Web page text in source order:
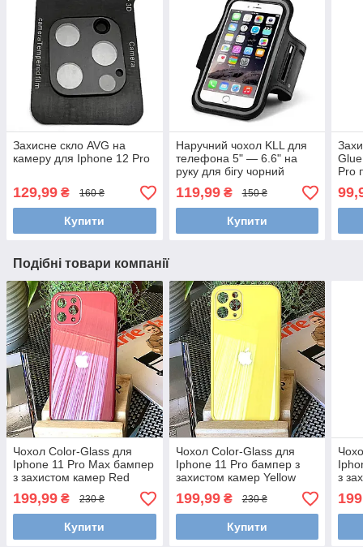
Захисне скло AVG на
камеру для Iphone 12 Pro
129,99 ₴ 160 ₴
Купити
Наручний чохол KLL для
телефона 5" — 6.6" на
руку для бігу чорний
119,99₴ 150 ₴
Купити
Pro
Подібні товари компанії
Чохол Color-Glass для
Iphone 11 Pro Max бампер
з захистом камер Red
199,99 ₴ 230 ₴
Купити
Чохол Color-Glass для
Iphone 11 Pro бампер з
захистом камер Yellow
199,99₴ 230 ₴
Купити
з